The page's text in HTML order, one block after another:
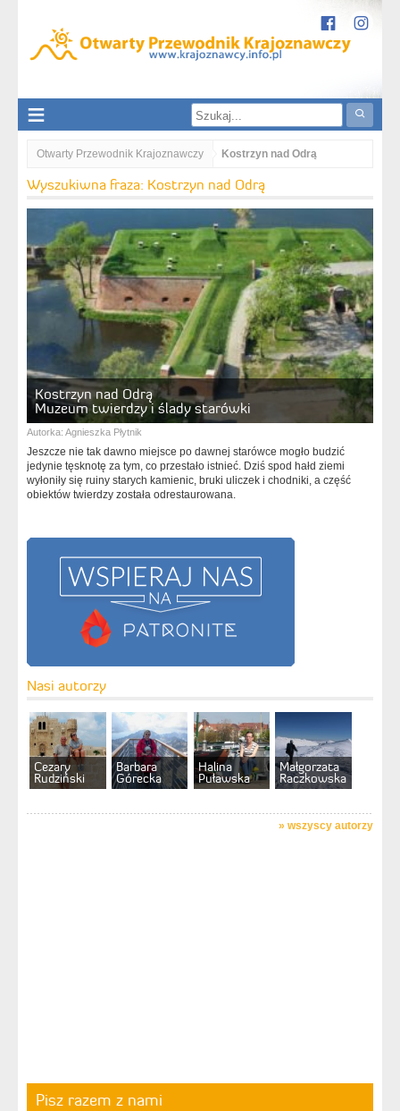
Otwarty Przewodnik Krajoznawczy Kostrzyn nad Odrą
Wyszukiwna fraza: Kostrzyn nad Odrą
Kostrzyn nad Odrą
Muzeum twierdzy i ślady starówki
Autorka: Agnieszka Płytnik
Jeszcze nie tak dawno miejsce po dawnej starówce mogło budzić
jedynie tęsknotę za tym, co przestało istnieć. Dziś spod hałd ziemi
wyłoniły się ruiny starych kamienic, bruki uliczek i chodniki, a część
obiektów twierdzy została odrestaurowana.
Nasi autorzy
Cezary
Rudziński
Barbara
Górecka
Halina
Puławska
Małgorzata
Raczkowska
» wszyscy autorzy
Pisz razem z nami